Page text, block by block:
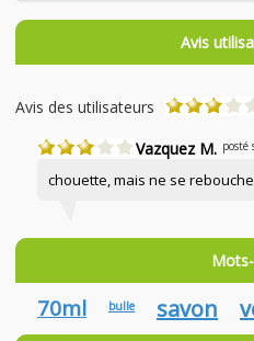
Avis
Avis des utilisateurs
Vazquez M. posté
chouette, mais ne se
70ml bulle savon